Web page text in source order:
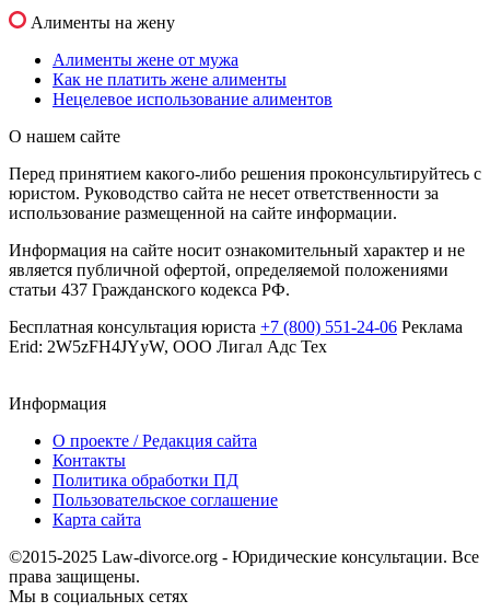
Алименты на жену
Алименты жене от мужа
Как не платить жене алименты
Нецелевое использование алиментов
О нашем сайте
Перед принятием какого-либо решения проконсультируйтесь с
юристом. Руководство сайта не несет ответственности за
использование размещенной на сайте информации.
Информация на сайте носит ознакомительный характер и не
является публичной офертой, определяемой положениями
статьи 437 Гражданского кодекса РФ.
Бесплатная консультация юриста +7 (800) 551-24-06 Реклама
Erid: 2W5zFH4JYyW, ООО Лигал Адс Тех
Информация
О проекте / Редакция сайта
Контакты
Политика обработки ПД
Пользовательское соглашение
Карта сайта
©2015-2025 Law-divorce.org - Юридические консультации. Все
права защищены.
Мы в социальных сетях